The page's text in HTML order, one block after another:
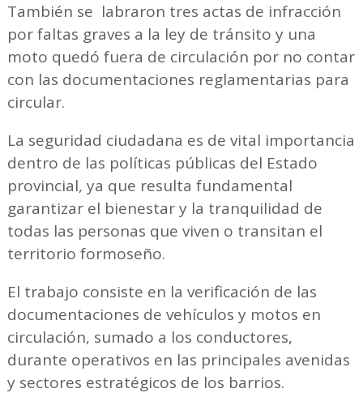
También se labraron tres actas de infracción
por faltas graves a la ley de tránsito y una
moto quedó fuera de circulación por no contar
con las documentaciones reglamentarias para
circular.
La seguridad ciudadana es de vital importancia
dentro de las políticas públicas del Estado
provincial, ya que resulta fundamental
garantizar el bienestar y la tranquilidad de
todas las personas que viven o transitan el
territorio formoseño.
El trabajo consiste en la verificación de las
documentaciones de vehículos y motos en
circulación, sumado a los conductores,
durante operativos en las principales avenidas
y sectores estratégicos de los barrios.